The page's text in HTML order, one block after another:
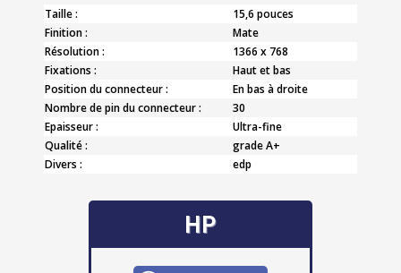
Taille :
15,6 pouces
Finition :
Mate
Résolution :
1366 x 768
Fixations :
Haut et bas
Position du connecteur :
En bas à droite
Nombre de pin du connecteur :
30
Epaisseur :
Ultra-fine
Qualité :
grade A+
Divers :
edp
HP